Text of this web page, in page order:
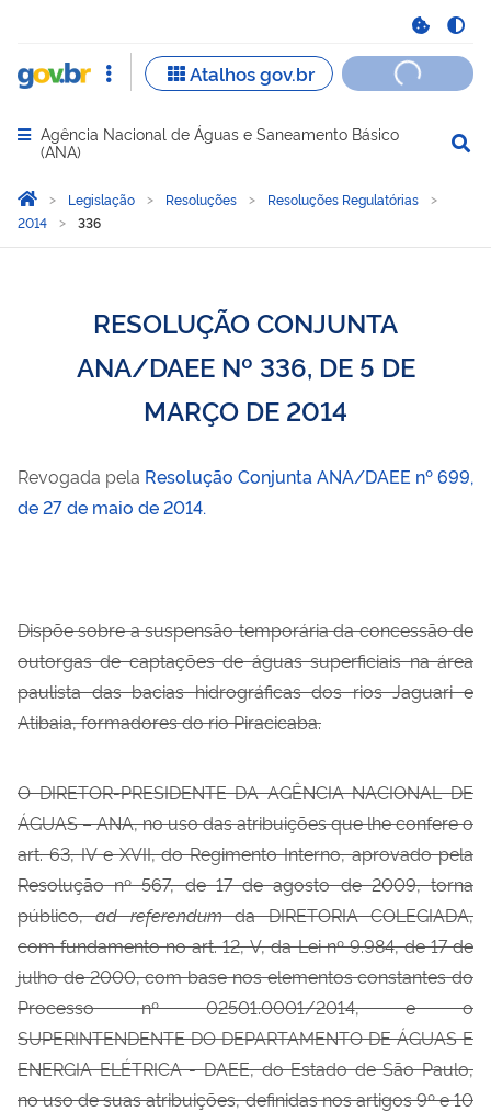
Abrir menu principal de navegação
Agência Nacional de Águas e Saneamento Básico
(ANA)
Você está aqui:
Página Inicial
Legislação Resoluções
Resoluções Regulatórias
2014
336
RESOLUÇÃO CONJUNTA
ANA/DAEE Nº 336, DE 5 DE
MARÇO DE 2014
Revogada pela Resolução Conjunta ANA/DAEE nº 699,
de 27 de maio de 2014.
Dispõe sobre a suspensão temporária da concessão de
outorgas de captações de águas superficiais na área
paulista das bacias hidrográficas dos rios Jaguari e
Atibaia, formadores do rio Piracicaba.
O DIRETOR-PRESIDENTE DA AGÊNCIA NACIONAL DE
ÁGUAS – ANA, no uso das atribuições que lhe confere o
art. 63, IV e XVII, do Regimento Interno, aprovado pela
Resolução nº 567, de 17 de agosto de 2009, torna
público,ad referendumda DIRETORIA COLEGIADA,
com fundamento no art. 12, V, da Lei nº 9.984, de 17 de
julho de 2000, com base nos elementos constantes do
Processo nº 02501.0001/2014, e o
SUPERINTENDENTE DO DEPARTAMENTO DE ÁGUAS E
ENERGIA ELÉTRICA - DAEE, do Estado de São Paulo,
no uso de suas atribuições, definidas nos artigos 9º e 10